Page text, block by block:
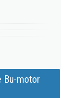
Bu-motor